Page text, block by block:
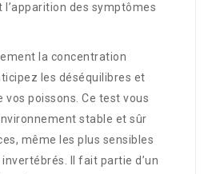
l’apparition des symptômes
la concentration
les déséquilibres et
vos poissons. Ce test vous
stable et sûr
même les plus sensibles
Il fait partie d’un